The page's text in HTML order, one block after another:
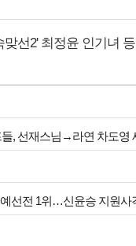
맞선2' 최정윤 인기녀
, 선재스님→라연 차도영
선전 1위…신윤승 지원사